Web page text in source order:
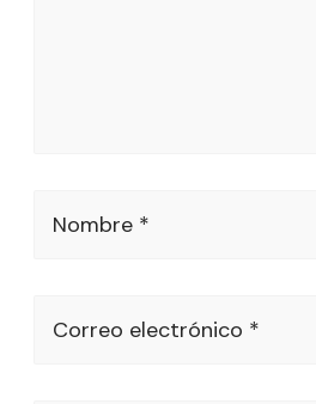
Nombre *
Correo electrónico *